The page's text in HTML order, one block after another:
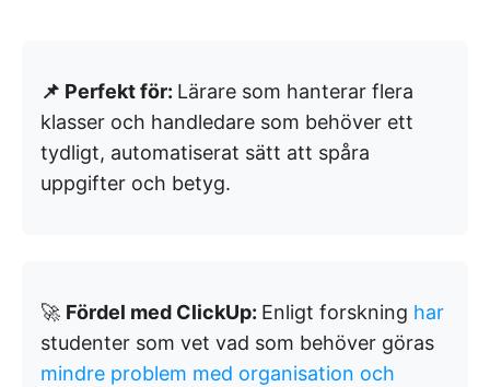
📌 Perfekt för: Lärare som hanterar flera
klasser och handledare som behöver ett
tydligt, automatiserat sätt att spåra
uppgifter och betyg.
🚀 Fördel med ClickUp: Enligt forskning har
studenter som vet vad som behöver göras
mindre problem med organisation och